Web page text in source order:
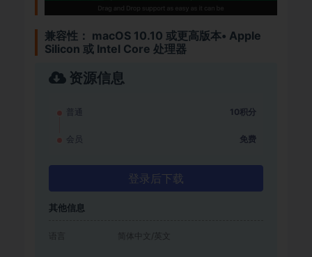
兼容性： macOS 10.10 或更高版本• Apple
Silicon 或 Intel Core 处理器
资源信息
普通 10积分
会员 免费
登录后下载
其他信息
语言 简体中文/英文